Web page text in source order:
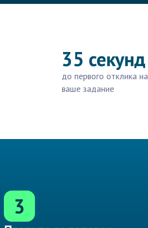
35 секунд
до первого отклика на
ваше задание
3